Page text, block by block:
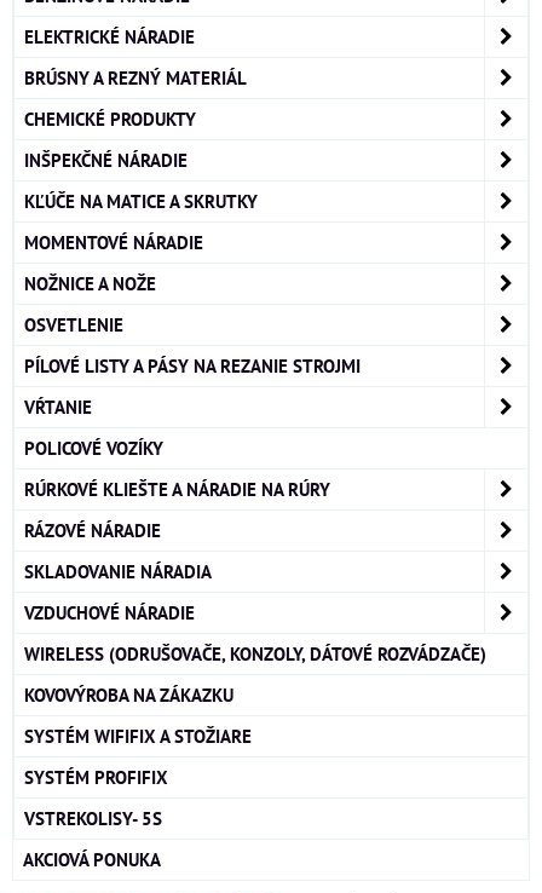
ELEKTRICKÉ NÁRADIE
BRÚSNY A REZNÝ MATERIÁL
CHEMICKÉ PRODUKTY
INŠPEKČNÉ NÁRADIE
KĽÚČE NA MATICE A SKRUTKY
MOMENTOVÉ NÁRADIE
NOŽNICE A NOŽE
OSVETLENIE
PÍLOVÉ LISTY A PÁSY NA REZANIE STROJMI
VŔTANIE
POLICOVÉ VOZÍKY
RÚRKOVÉ KLIEŠTE A NÁRADIE NA RÚRY
RÁZOVÉ NÁRADIE
SKLADOVANIE NÁRADIA
VZDUCHOVÉ NÁRADIE
WIRELESS (ODRUŠOVAČE, KONZOLY, DÁTOVÉ ROZVÁDZAČE)
KOVOVÝROBA NA ZÁKAZKU
SYSTÉM WIFIFIX A STOŽIARE
SYSTÉM PROFIFIX
VSTREKOLISY- 5S
AKCIOVÁ PONUKA